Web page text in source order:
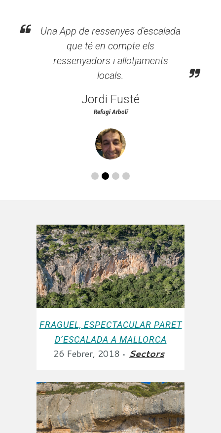
Una App de ressenyes d'escalada
que té en compte els
ressenyadors i allotjaments
locals.
Jordi Fusté
Refugi Arbolí
FRAGUEL, ESPECTACULAR PARET
D’ESCALADA A MALLORCA
26 Febrer, 2018 Sectors